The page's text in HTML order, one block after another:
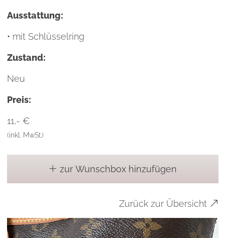
Ausstattung:
• mit Schlüsselring
Zustand:
Neu
Preis:
11,- €
(inkl. MwSt.)
zur Wunschbox hinzufügen
Zurück zur Übersicht